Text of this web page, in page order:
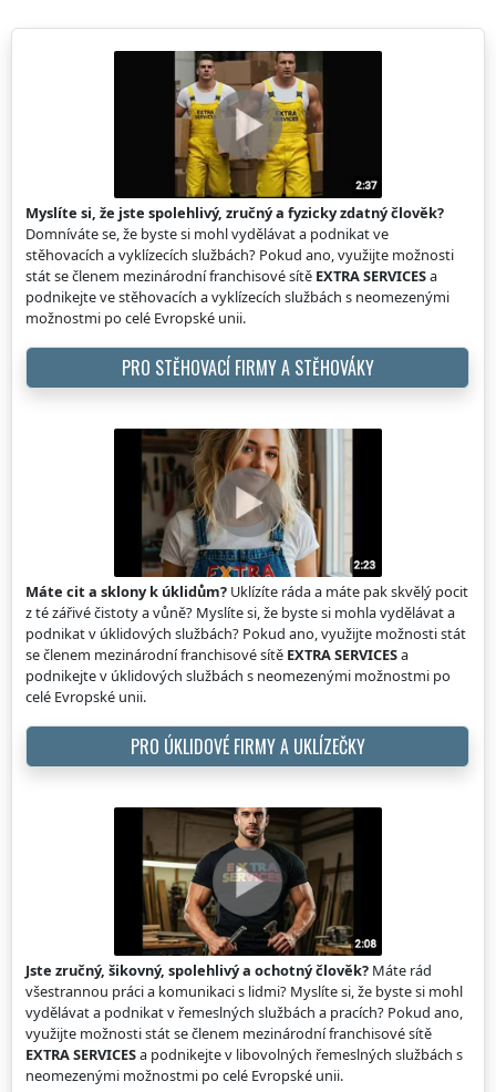
Myslíte si, že jste spolehlivý, zručný a fyzicky zdatný člověk?
Domníváte se, že byste si mohl vydělávat a podnikat ve
stěhovacích a vyklízecích službách? Pokud ano, využijte možnosti
stát se členem mezinárodní franchisové sítě EXTRA SERVICESa
podnikejte ve stěhovacích a vyklízecích službách s neomezenými
možnostmi po celé Evropské unii.
PRO STĚHOVACÍ FIRMY A STĚHOVÁKY
Máte cit a sklony k úklidům? Uklízíte ráda a máte pak skvělý pocit
z té zářivé čistoty a vůně? Myslíte si, že byste si mohla vydělávat a
podnikat v úklidových službách? Pokud ano, využijte možnosti stát
se členem mezinárodní franchisové sítě EXTRA SERVICESa
podnikejte v úklidových službách s neomezenými možnostmi po
celé Evropské unii.
PRO ÚKLIDOVÉ FIRMY A UKLÍZEČKY
Jste zručný, šikovný, spolehlivý a ochotný člověk? Máte rád
všestrannou práci a komunikaci s lidmi? Myslíte si, že byste si mohl
vydělávat a podnikat v řemeslných službách a pracích? Pokud ano,
využijte možnosti stát se členem mezinárodní franchisové sítě
EXTRA SERVICESa podnikejte v libovolných řemeslných službách s
neomezenými možnostmi po celé Evropské unii.